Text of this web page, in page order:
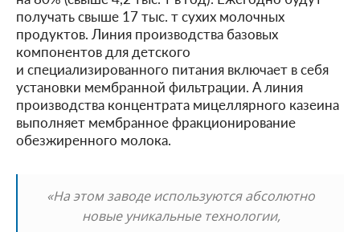
получать свыше 17 тыс. т сухих молочных
продуктов. Линия производства базовых
компонентов для детского
и специализированного питания включает в себя
установки мембранной фильтрации. А линия
производства концентрата мицеллярного казеина
выполняет мембранное фракционирование
обезжиренного молока.
«На этом заводе используются абсолютно
новые уникальные технологии,